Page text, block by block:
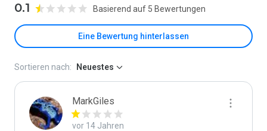
0.1 Basierend auf 5 Bewertungen
Eine Bewertung hinterlassen
Sortieren nach: Neuestes
MarkGiles
vor 14 Jahren